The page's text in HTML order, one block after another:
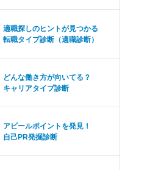
適職探しのヒントが見つかる
転職タイプ診断（適職診断）
どんな働き方が向いてる？
キャリアタイプ診断
アピールポイントを発見！
自己PR発掘診断